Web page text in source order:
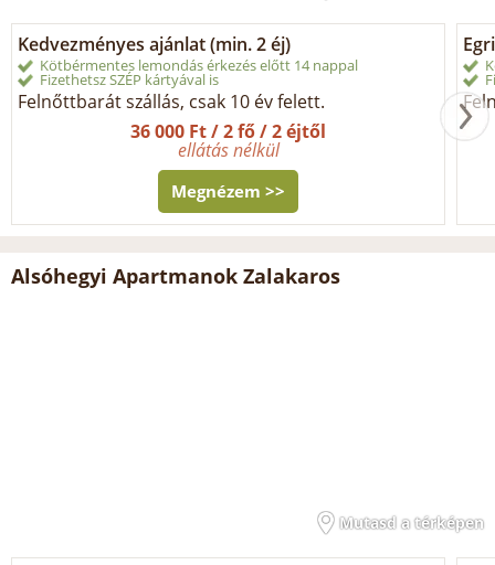
Kedvezményes ajánlat (min. 2 éj)
Kötbérmentes lemondás érkezés előtt 14 nappal
Fizethetsz SZÉP kártyával is
Felnőttbarát szállás, csak 10 év felett.
36 000 Ft / 2 fő / 2 éjtől
ellátás nélkül
Megnézem >>
Alsóhegyi Apartmanok Zalakaros
Mutasd a térképen